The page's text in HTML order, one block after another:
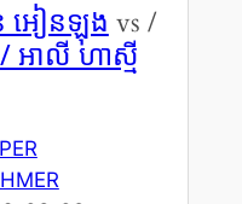
អៀនឡុង vs /
/ អាលី ហាស្មី